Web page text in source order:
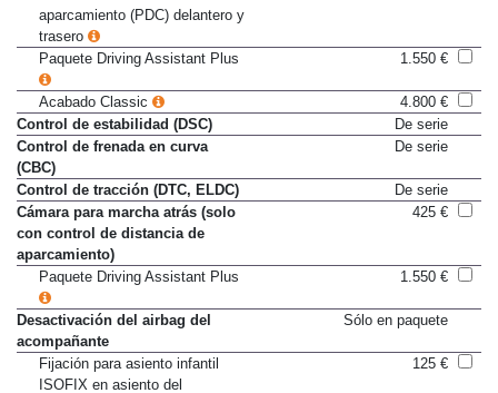
Control de distancia en
aparcamiento (PDC) delantero y
trasero
Paquete Driving Assistant Plus
Acabado Classic
4.800 €
Control de estabilidad (DSC)
De serie
Control de frenada en curva
(CBC)
Control de tracción (DTC, ELDC)
De serie
Cámara para marcha atrás (solo
con control de distancia de
aparcamiento)
Paquete Driving Assistant Plus
Desactivación del airbag del
acompañante
Fijación para asiento infantil